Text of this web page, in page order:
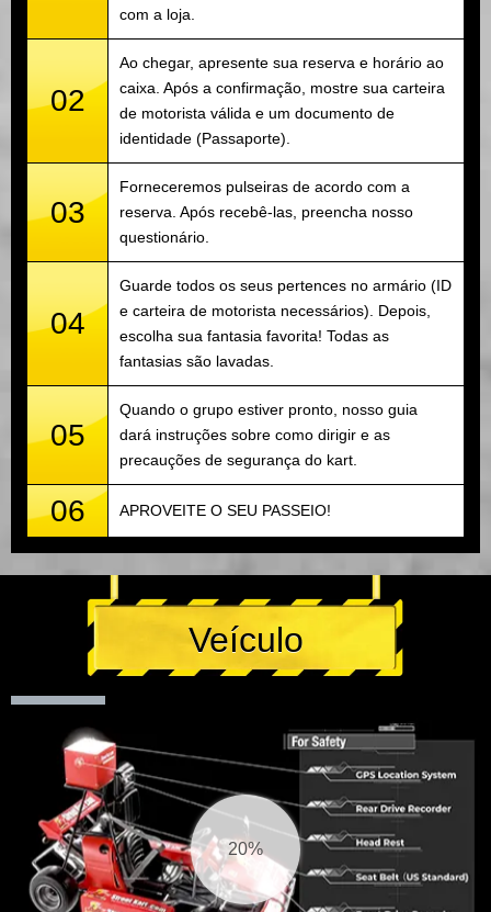
com a loja.
02
Ao chegar, apresente sua reserva e horário ao
caixa. Após a confirmação, mostre sua carteira
de motorista válida e um documento de
identidade (Passaporte).
03
Forneceremos pulseiras de acordo com a
reserva. Após recebê-las, preencha nosso
questionário.
04
Guarde todos os seus pertences no armário (ID
e carteira de motorista necessários). Depois,
escolha sua fantasia favorita! Todas as
fantasias são lavadas.
05
Quando o grupo estiver pronto, nosso guia
dará instruções sobre como dirigir e as
precauções de segurança do kart.
06 APROVEITE O SEU PASSEIO!
Veículo
20%